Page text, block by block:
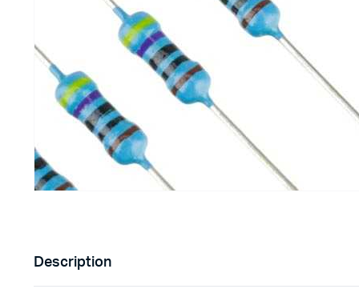
Imprimante 3D
Filaments et résine pour 3D
CNC & Laser
Accessoires imprimante 3D
Moteurs
Autre
Description